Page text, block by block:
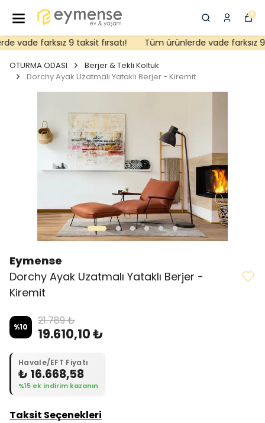
0
vade farksız 9 taksit fırsatı! Tüm ürünlerde vade farksız 9
OTURMA ODASI
Berjer & Tekli Koltuk
Dorchy Ayak Uzatmalı Yataklı Berjer - Kiremit
Eymense
Dorchy Ayak Uzatmalı Yataklı Berjer -
Kiremit
%10 21.789 ₺
19.610,10 ₺
Havale/EFT Fiyatı
₺ 16.668,58
%15 ek indirim kazanın
Taksit Seçenekleri